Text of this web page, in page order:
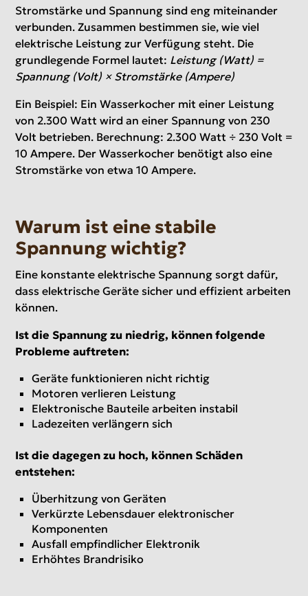
Stromstärke und Spannung sind eng miteinander
verbunden. Zusammen bestimmen sie, wie viel
elektrische Leistung zur Verfügung steht. Die
grundlegende Formel lautet: Leistung (Watt) =
Spannung (Volt) × Stromstärke (Ampere)
Ein Beispiel: Ein Wasserkocher mit einer Leistung
von 2.300 Watt wird an einer Spannung von 230
Volt betrieben. Berechnung: 2.300 Watt ÷ 230 Volt =
10 Ampere. Der Wasserkocher benötigt also eine
Stromstärke von etwa 10 Ampere.
Warum ist eine stabile
Spannung wichtig?
Eine konstante elektrische Spannung sorgt dafür,
dass elektrische Geräte sicher und effizient arbeiten
können.
Ist die Spannung zu niedrig, können folgende
Probleme auftreten:
Geräte funktionieren nicht richtig
Motoren verlieren Leistung
Elektronische Bauteile arbeiten instabil
Ladezeiten verlängern sich
Ist die dagegen zu hoch, können Schäden
entstehen:
Überhitzung von Geräten
Verkürzte Lebensdauer elektronischer
Komponenten
Ausfall empfindlicher Elektronik
Erhöhtes Brandrisiko